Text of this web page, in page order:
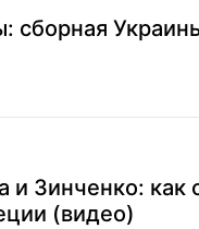
сборная
и Зинченко: как
(видео)